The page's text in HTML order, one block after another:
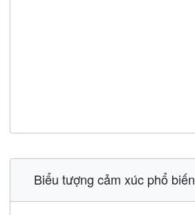
Biểu tượng cảm xúc phổ biến